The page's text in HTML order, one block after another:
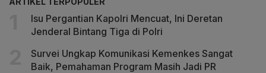
Isu Pergantian Kapolri Mencuat, Ini Deretan
Jenderal Bintang Tiga di Polri
Survei Ungkap Komunikasi Kemenkes Sangat
Baik, Pemahaman Program Masih Jadi PR